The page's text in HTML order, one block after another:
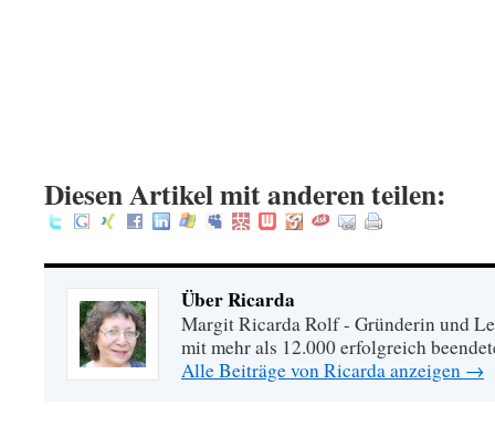
Diesen Artikel mit anderen teilen:
Über Ricarda
Margit Ricarda Rolf - Gründerin und
mit mehr als 12.000 erfolgreich
Alle Beiträge von Ricarda anzeigen →